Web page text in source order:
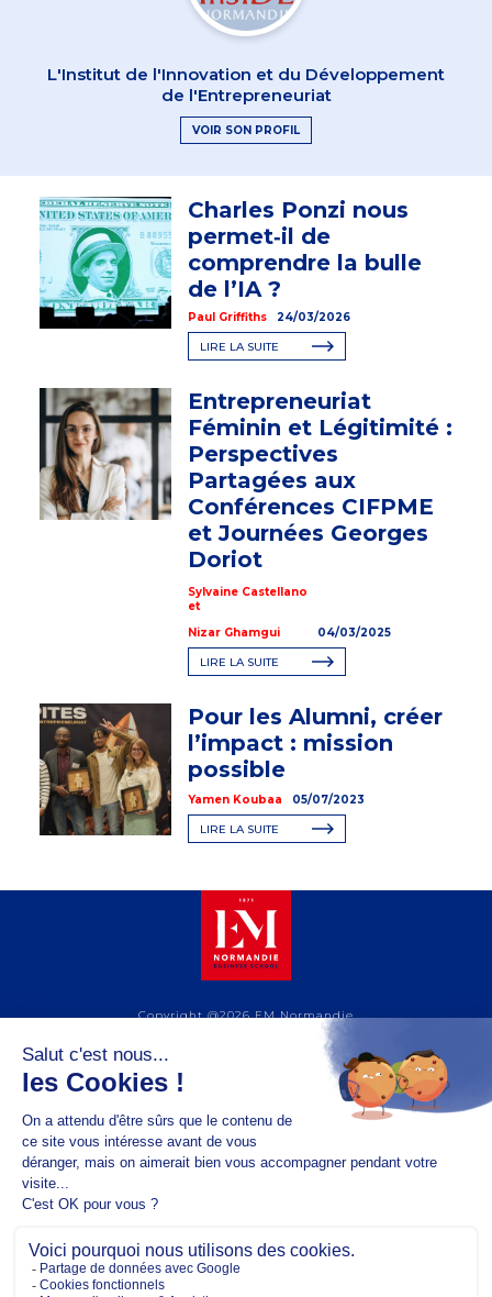
L'Institut de l'Innovation et du Développement
de l'Entrepreneuriat
VOIR SON PROFIL
Charles Ponzi nous
permet‑il de
comprendre la bulle
de l’IA ?
Paul Griffiths 24/03/2026
LIRE LA SUITE
Entrepreneuriat
Féminin et Légitimité :
Perspectives
Partagées aux
Conférences CIFPME
et Journées Georges
Doriot
Sylvaine Castellano
et
Nizar Ghamgui
04/03/2025
LIRE LA SUITE
Pour les Alumni, créer
l’impact : mission
possible
Yamen Koubaa 05/07/2023
LIRE LA SUITE
Copyright @2026 EM Normandie
CONTACT
FACEBOOK
INSTAGRAM